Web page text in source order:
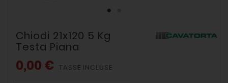
Chiodi 21x120 5 Kg
Testa Piana
0,00 € TASSE INCLUSE